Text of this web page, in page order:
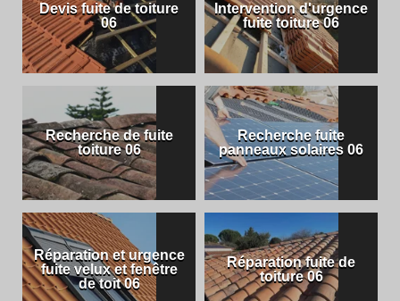
Devis fuite de toiture
06
Intervention d'urgence
fuite toiture 06
Recherche de fuite
toiture 06
Recherche fuite
panneaux solaires 06
Réparation et urgence
fuite velux et fenêtre
de toit 06
Réparation fuite de
toiture 06